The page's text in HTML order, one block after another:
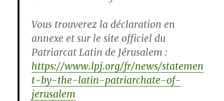
Vous trouverez la déclaration en
annexe et sur le site officiel du
Patriarcat Latin de Jérusalem :
https://www.lpj.org/fr/news/statemen
t-by-the-latin-patriarchate-of-
jerusalem